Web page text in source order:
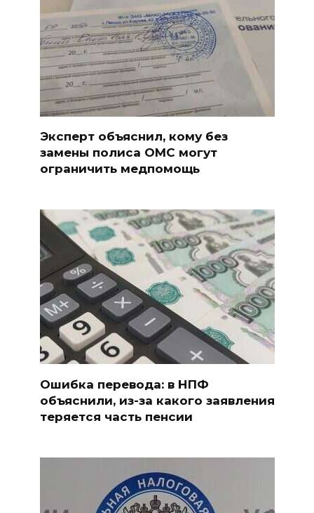
Эксперт объяснил, кому без
замены полиса ОМС могут
ограничить медпомощь
Ошибка перевода: в НПФ
объяснили, из-за какого заявления
теряется часть пенсии